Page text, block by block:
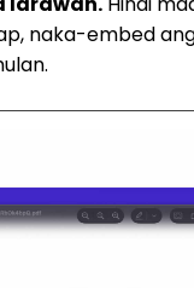
naka-embed